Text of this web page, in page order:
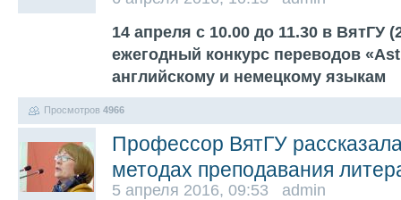
14 апреля с 10.00 до 11.30 в ВятГУ
ежегодный конкурс переводов
английскому и немецкому языкам
Просмотров 4966
Профессор ВятГУ
методах преподавания
5 апреля 2016, 09:53 admin